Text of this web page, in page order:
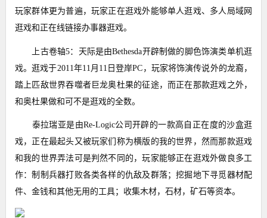
玩家群体更为普遍，玩家正在逛戏外能够单人逛戏、多人局域网
逛戏和正在线链接办事器逛戏。
上古卷轴5：天际是由Bethesda开辟制做的脚色饰演类单机逛
戏。逛戏于2011年11月11日登岸PC，玩家将饰演传说外的龙裔，
踏上匹敌世界吞噬者巨龙奥杜果的征途，而正在那款逛戏之外，
和奥杜果做和可不是逛戏的全数。
泰拉瑞亚是由Re-Logic公司开辟的一款高自正在度的沙盒逛
戏，正在最起头又被玩家们称为横版的我的世界，然而那款逛戏
和我的世界弄法可是判然不同的，玩家能够正在逛戏外做良多工
作：制制兵器打败各类各样的仇敌及群落；挖掘地下寻觅器材配
件、金钱和其他无用的工具；收集木材，石材，矿石等资本。